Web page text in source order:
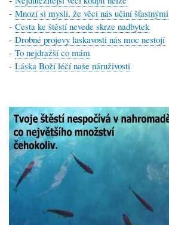
- Mnozí si myslí, že věci nás učiní šťastnými
- Cesta ke štěstí nevede skrze nadbytek
- Drobné projevy laskavosti nás moc nestojí
- To nejdražší co mám
- Láska Boží léčí naše náruživosti